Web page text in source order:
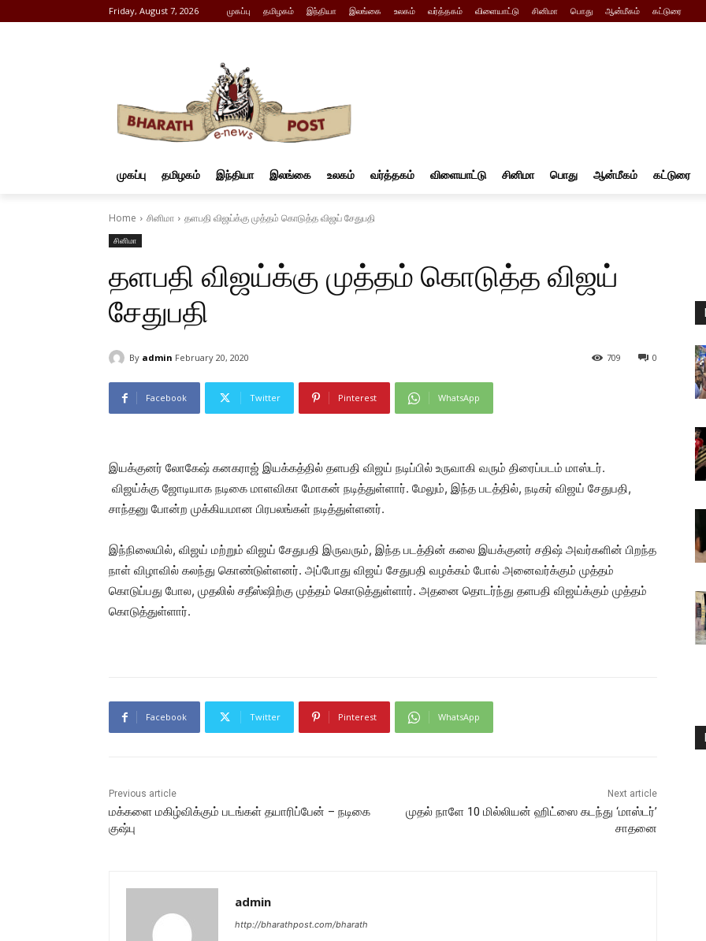
Friday, August 7, 2026 முகப்பு தமிழகம் இந்தியா இலங்கை உலகம் வர்த்தகம் விளையாட்டு சினிமா பொது ஆன்மீகம் கட்டுரை
முகப்பு தமிழகம் இந்தியா இலங்கை உலகம் வர்த்தகம் விளையாட்டு சினிமா பொது ஆன்மீகம் கட்டுரை
Home சினிமா தளபதி விஜய்க்கு முத்தம் கொடுத்த விஜய் சேதுபதி
சினிமா
தளபதி விஜய்க்கு முத்தம் கொடுத்த விஜய்
சேதுபதி
By admin February 20, 2020 0
709
Facebook Twitter Pinterest WhatsApp
இயக்குனர் லோகேஷ் கனகராஜ் இயக்கத்தில் தளபதி விஜய் நடிப்பில் உருவாகி வரும் திரைப்படம் மாஸ்டர்.
விஜய்க்கு ஜோடியாக நடிகை மாளவிகா மோகன் நடித்துள்ளார். மேலும், இந்த படத்தில், நடிகர் விஜய் சேதுபதி,
சாந்தனு போன்ற முக்கியமான பிரபலங்கள் நடித்துள்ளனர்.
இந்நிலையில், விஜய் மற்றும் விஜய் சேதுபதி இருவரும், இந்த படத்தின் கலை இயக்குனர் சதிஷ் அவர்களின் பிறந்த
நாள் விழாவில் கலந்து கொண்டுள்ளனர். அப்போது விஜய் சேதுபதி வழக்கம் போல் அனைவர்க்கும் முத்தம்
கொடுப்பது போல, முதலில் சதீஸ்ஷிற்கு முத்தம் கொடுத்துள்ளார். அதனை தொடர்ந்து தளபதி விஜய்க்கும் முத்தம்
கொடுத்துள்ளார்.
Facebook Twitter Pinterest WhatsApp
Previous article
மக்களை மகிழ்விக்கும் படங்கள் தயாரிப்பேன் – நடிகை
குஷ்பு
Next article
முதல் நாளே 10 மில்லியன் ஹிட்ஸை கடந்து ‘மாஸ்டர்’
சாதனை
admin
http://bharathpost.com/bharath